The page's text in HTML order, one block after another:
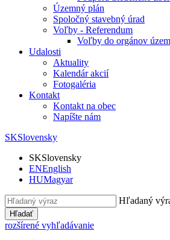
Územný plán
Spoločný stavebný úrad
Voľby - Referendum
Voľby do orgánov
Udalosti
Aktuality
Kalendár akcií
Fotogaléria
Kontakt
Kontakt na obec
Napíšte nám
SKSlovensky
SKSlovensky
ENEnglish
HUMagyar
Hľadaný
Hľadať
rozšírené vyhľadávanie